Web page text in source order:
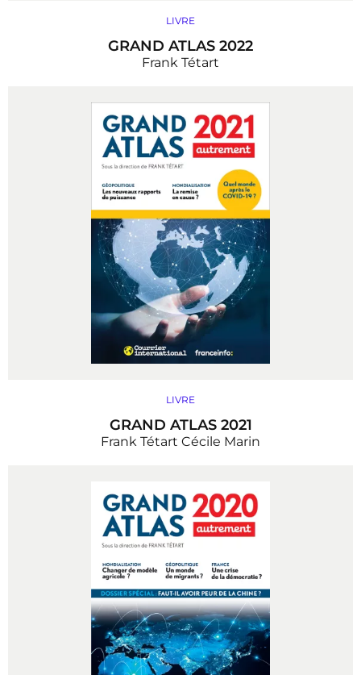
LIVRE
GRAND ATLAS 2022
Frank Tétart
LIVRE
GRAND ATLAS 2021
Frank Tétart Cécile Marin